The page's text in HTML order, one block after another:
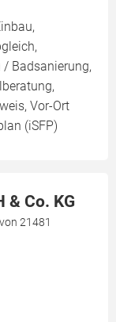
/ Badsanierung,
Vor-Ort
(iSFP)
& Co. KG
21481